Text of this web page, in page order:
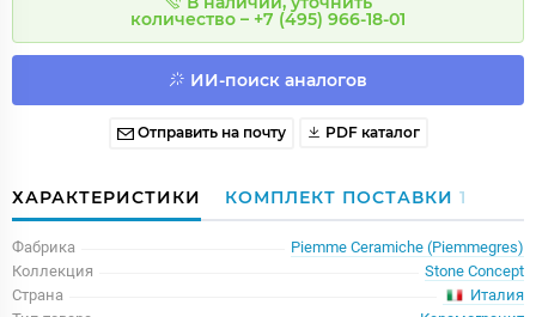
количество – +7 (495) 966-18-01
ИИ-поиск аналогов
Отправить на почту PDF каталог
ХАРАКТЕРИСТИКИ КОМПЛЕКТ ПОСТАВКИ 1
Фабрика
Piemme Ceramiche (Piemmegres)
Коллекция
Stone Concept
Страна
Италия